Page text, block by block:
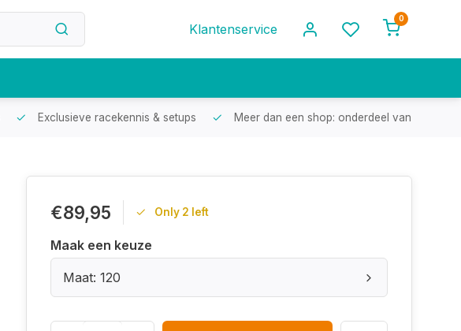
Klantenservice
0
Exclusieve racekennis & setups Meer dan een shop: onderdeel van een
€89,95 Only 2 left
Maak een keuze
Maat: 120